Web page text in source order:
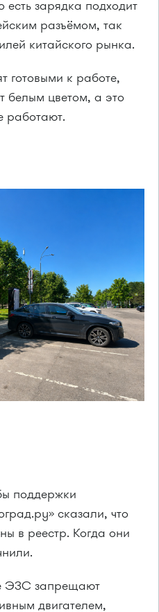
зарядка подходит
разъёмом, так
китайского рынка.
готовыми к работе,
белым цветом, а это
работают.
поддержки
сказали, что
в реестр. Когда они
ЭЗС запрещают
двигателем,